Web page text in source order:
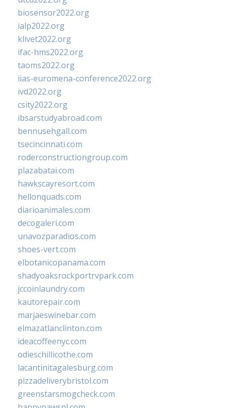
biosensor2022.org
ialp2022.org
klivet2022.org
ifac-hms2022.org
taoms2022.org
iias-euromena-conference2022.org
ivd2022.org
csity2022.org
ibsarstudyabroad.com
bennusehgall.com
tsecincinnati.com
roderconstructiongroup.com
plazabatai.com
hawkscayresort.com
hellonquads.com
diarioanimales.com
decogaleri.com
unavozparadios.com
shoes-vert.com
elbotanicopanama.com
shadyoaksrockportrvpark.com
jccoinlaundry.com
kautorepair.com
marjaeswinebar.com
elmazatlanclinton.com
ideacoffeenyc.com
odieschillicothe.com
lacantinitagalesburg.com
pizzadeliverybristol.com
greenstarsmogcheck.com